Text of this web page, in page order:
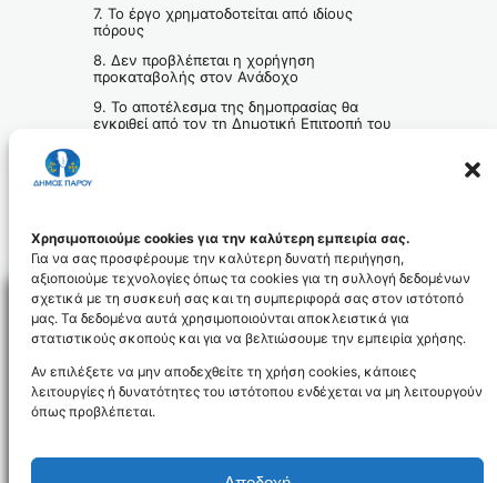
Χρησιμοποιούμε cookies για την καλύτερη εμπειρία σας.
Για να σας προσφέρουμε την καλύτερη δυνατή περιήγηση,
αξιοποιούμε τεχνολογίες όπως τα cookies για τη συλλογή δεδομένων
σχετικά με τη συσκευή σας και τη συμπεριφορά σας στον ιστότοπό
μας. Τα δεδομένα αυτά χρησιμοποιούνται αποκλειστικά για
στατιστικούς σκοπούς και για να βελτιώσουμε την εμπειρία χρήσης.
Αν επιλέξετε να μην αποδεχθείτε τη χρήση cookies, κάποιες
λειτουργίες ή δυνατότητες του ιστότοπου ενδέχεται να μη λειτουργούν
όπως προβλέπεται.
7. Το έργο χρηματοδοτείται από ιδίους
πόρους
8. Δεν προβλέπεται η χορήγηση
προκαταβολής στον Ανάδοχο
9. Το αποτέλεσμα της δημοπρασίας θα
εγκριθεί από τον τη Δημοτική Επιτροπή του
09 Διακηρυξη ΨΠΠΜΩΞΓ-Σ56
NEWSLETTER